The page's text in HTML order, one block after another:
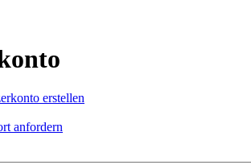
erstellen
anfordern